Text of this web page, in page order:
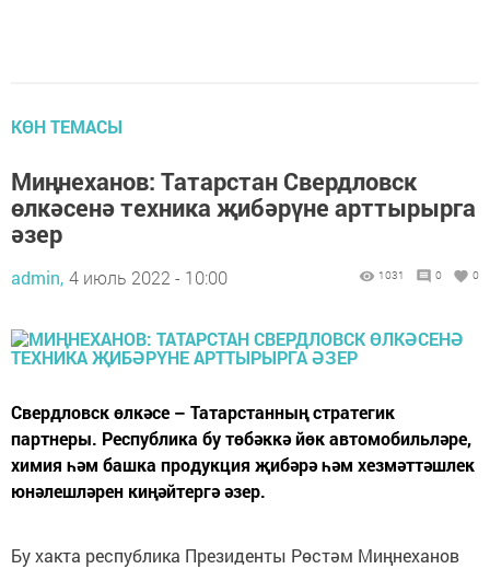
КӨН ТЕМАСЫ
Миңнеханов: Татарстан Свердловск
өлкәсенә техника җибәрүне арттырырга
әзер
admin, 4 июль 2022 - 10:00 1031 0 0
Свердловск өлкәсе – Татарстанның стратегик
партнеры. Республика бу төбәккә йөк автомобильләре,
химия һәм башка продукция җибәрә һәм хезмәттәшлек
юнәлешләрен киңәйтергә әзер.
Бу хакта республика Президенты Рөстәм Миңнеханов